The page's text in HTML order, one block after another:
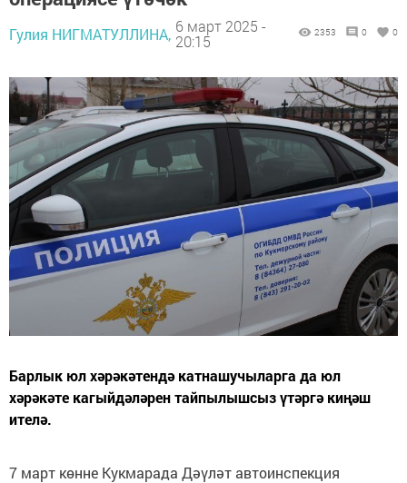
Гулия НИГМАТУЛЛИНА, 6 март 2025 -
20:15
2353 0 0
Барлык юл хәрәкәтендә катнашучыларга да юл
хәрәкәте кагыйдәләрен тайпылышсыз үтәргә киңәш
ителә.
7 март көнне Кукмарада Дәүләт автоинспекция